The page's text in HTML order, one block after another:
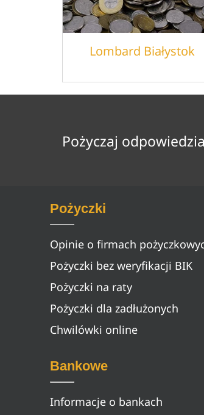
Lombard Białystok
Pożyczaj
Pożyczki
Opinie o firmach
Pożyczki bez weryfikacji BIK
Pożyczki na raty
Pożyczki dla zadłużonych
Chwilówki online
Bankowe
Informacje o bankach